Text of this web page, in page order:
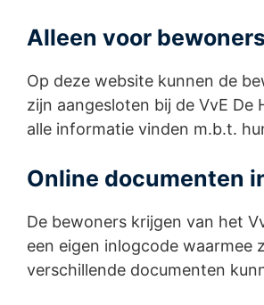
Alleen voor
Op deze website kunnen de
zijn aangesloten bij de VvE De
alle informatie vinden m.b.t.
Online documenten
De bewoners krijgen van het
een eigen inlogcode waarmee
verschillende documenten